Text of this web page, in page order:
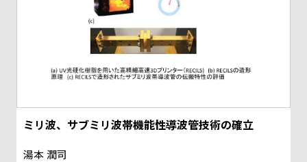
ミリ波、サブミリ波帯機能性導波管技術の確立
湯本 潤司